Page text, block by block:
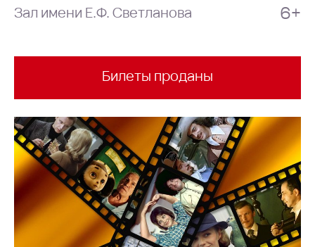
Зал имени Е.Ф. Светланова 6+
Билеты проданы